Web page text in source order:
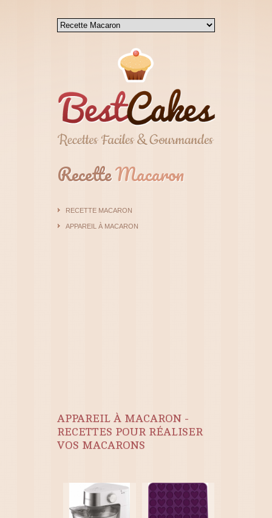
RecetteMacaron
RECETTE MACARON
APPAREIL À MACARON
APPAREIL À MACARON -
RECETTES POUR RÉALISER
VOS MACARONS